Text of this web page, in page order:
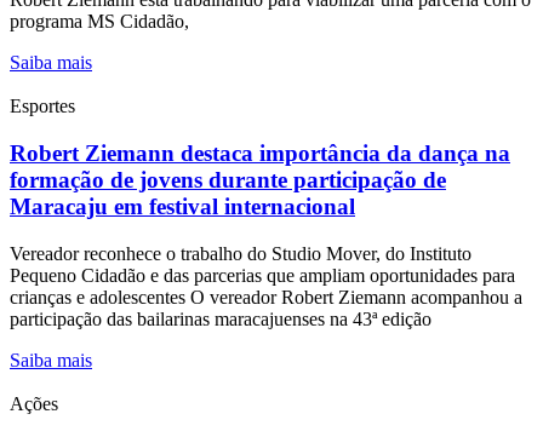
programa MS Cidadão,
Saiba mais
Esportes
Robert Ziemann destaca importância da dança na
formação de jovens durante participação de
Maracaju em festival internacional
Vereador reconhece o trabalho do Studio Mover, do Instituto
Pequeno Cidadão e das parcerias que ampliam oportunidades para
crianças e adolescentes O vereador Robert Ziemann acompanhou a
participação das bailarinas maracajuenses na 43ª edição
Saiba mais
Ações